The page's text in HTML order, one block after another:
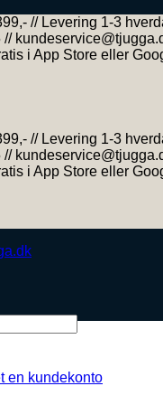
// Levering 1-3
//
i App Store eller
// Levering 1-3
//
i App Store eller
en kundekonto